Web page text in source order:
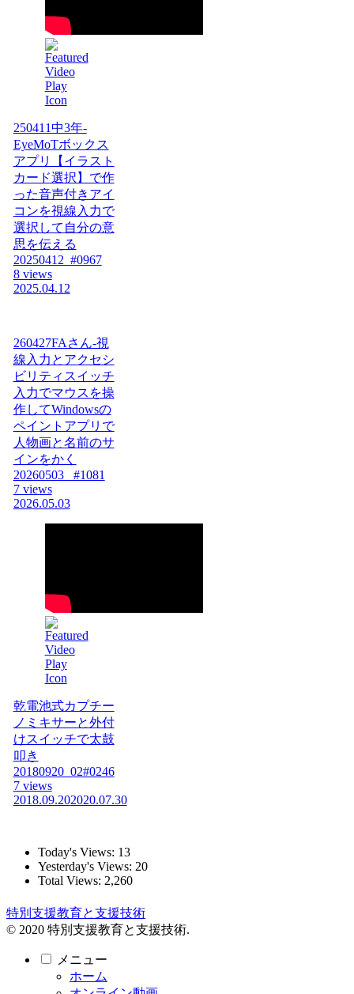
250411中3年-
EyeMoTボックス
アプリ【イラスト
カード選択】で作
った音声付きアイ
コンを視線入力で
選択して自分の意
思を伝える
20250412_#0967
8 views
2025.04.12
260427FAさん-視
線入力とアクセシ
ビリティスイッチ
入力でマウスを操
作してWindowsの
ペイントアプリで
人物画と名前のサ
インをかく
20260503_ #1081
7 views
2026.05.03
乾電池式カプチー
ノミキサーと外付
けスイッチで太鼓
叩き
20180920_02#0246
7 views
2018.09.202020.07.30
Today's Views: 13
Yesterday's Views: 20
Total Views: 2,260
特別支援教育と支援技術
© 2020 特別支援教育と支援技術.
メニュー
ホーム